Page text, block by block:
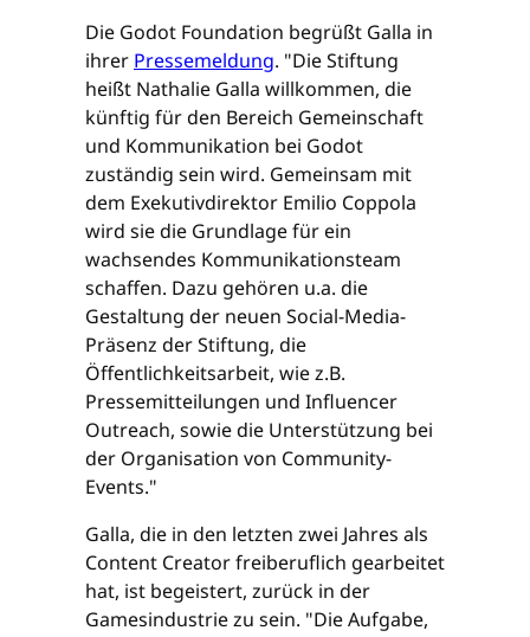
Die Godot Foundation begrüßt Galla in
ihrer Pressemeldung. "Die Stiftung
heißt Nathalie Galla willkommen, die
künftig für den Bereich Gemeinschaft
und Kommunikation bei Godot
zuständig sein wird. Gemeinsam mit
dem Exekutivdirektor Emilio Coppola
wird sie die Grundlage für ein
wachsendes Kommunikationsteam
schaffen. Dazu gehören u.a. die
Gestaltung der neuen Social-Media-
Präsenz der Stiftung, die
Öffentlichkeitsarbeit, wie z.B.
Pressemitteilungen und Influencer
Outreach, sowie die Unterstützung bei
der Organisation von Community-
Events."
Galla, die in den letzten zwei Jahres als
Content Creator freiberuflich gearbeitet
hat, ist begeistert, zurück in der
Gamesindustrie zu sein. "Die Aufgabe,